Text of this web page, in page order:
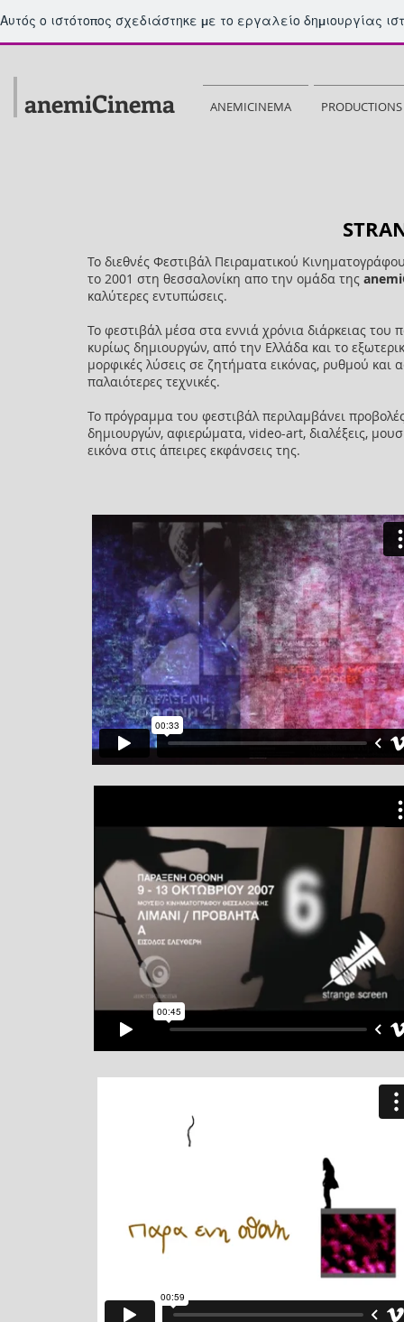
Αυτός ο ιστότοπος σχεδιάστηκε με το εργαλείο δημιουργίας
anemiCinema ANEMICINEMA PRODUCTIONS
To διεθνές Φεστιβάλ Πειραματικού
το 2001 στη θεσσαλονίκη απο την ομάδα της
καλύτερες εντυπώσεις.
Το φεστιβάλ μέσα στα εννιά χρόνια διάρκειας
κυρίως δημιουργών, από την Ελλάδα και το
μορφικές λύσεις σε ζητήματα εικόνας, ρυθμού και
παλαιότερες τεχνικές.
Το πρόγραμμα του φεστιβάλ περιλαμβάνει
δημιουργών, αφιερώματα, video-art, διαλέξεις,
εικόνα στις άπειρες εκφάνσεις της.